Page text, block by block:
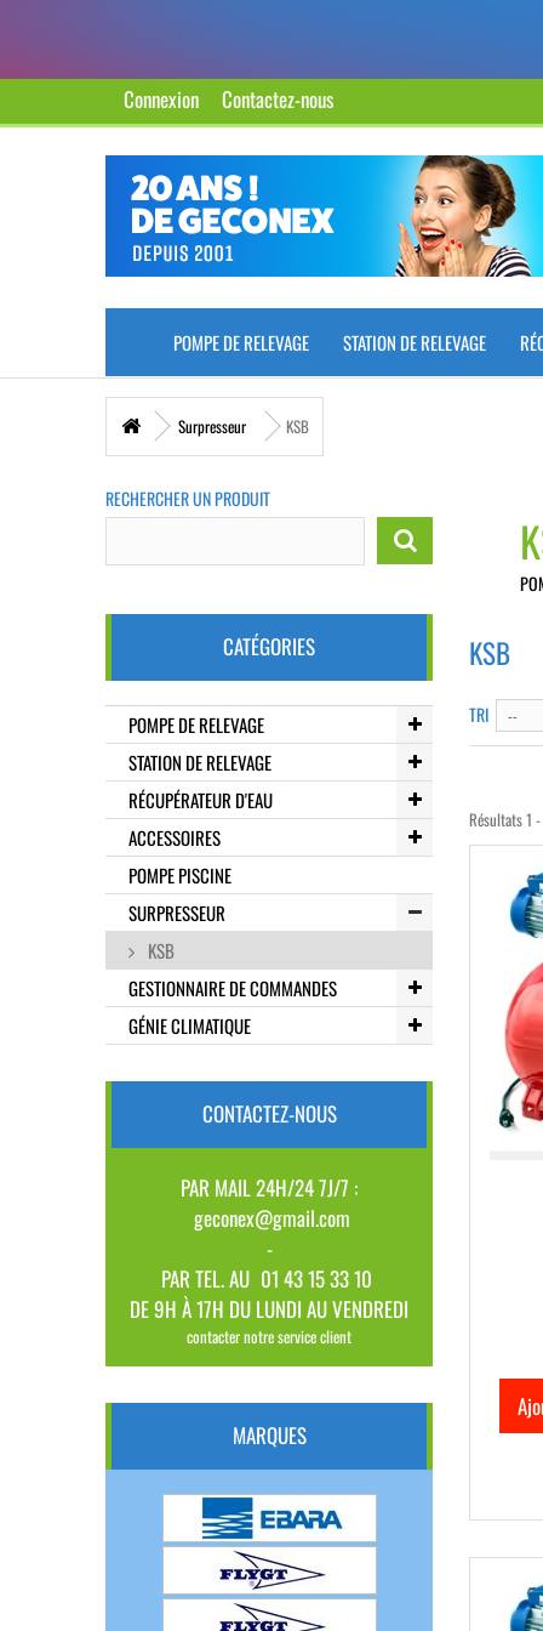
Connexion Contactez-nous
POMPE DE RELEVAGE STATION DE RELEVAGE
Surpresseur KSB
RECHERCHER UN PRODUIT
CATÉGORIES
POMPE DE RELEVAGE
STATION DE RELEVAGE
RÉCUPÉRATEUR D'EAU
ACCESSOIRES
POMPE PISCINE
SURPRESSEUR
KSB
GESTIONNAIRE DE COMMANDES
GÉNIE CLIMATIQUE
CONTACTEZ-NOUS
PAR MAIL 24H/24 7J/7 :
geconex@gmail.com
-
PAR TEL. AU 01 43 15 33 10
DE 9H À 17H DU LUNDI AU VENDREDI
contacter notre service client
MARQUES
KSB
TRI --
Résultats 1